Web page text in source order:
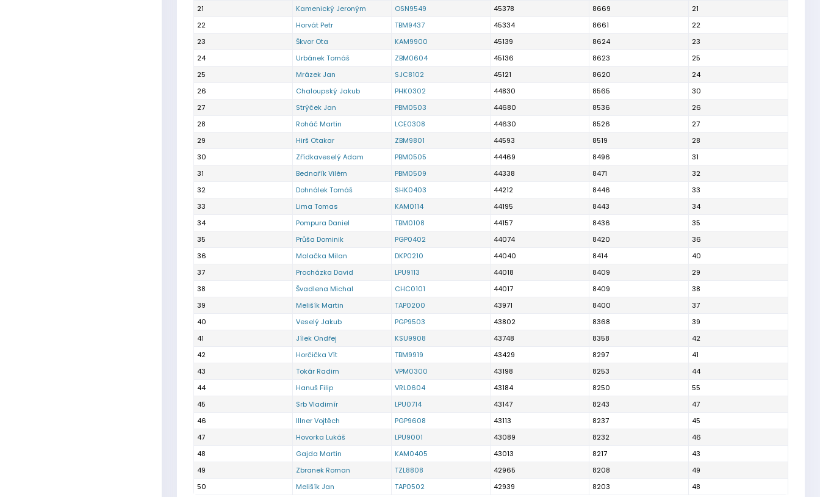
21
Kamenický Jeroným OSN9549 45378 8669
21
22
Horvát Petr TBM9437 45334 8661
22
23
Škvor Ota KAM9900 45139 8624
23
24
Urbánek Tomáš ZBM0604 45136 8623
25
25
Mrázek Jan SJC8102 45121 8620
24
26
Chaloupský Jakub PHK0302 44830 8565
30
27
Strýček Jan PBM0503 44680 8536
26
28
Roháč Martin LCE0308 44630 8526
27
29
Hirš Otakar ZBM9801 44593 8519
28
30
Zřídkaveselý Adam PBM0505 44469 8496
31
31
Bednařík Vilém PBM0509 44338 8471
32
32
Dohnálek Tomáš SHK0403 44212 8446
33
33
Lima Tomas KAM0114 44195 8443
34
34
Pompura Daniel TBM0108 44157 8436
35
35
Průša Dominik PGP0402 44074 8420
36
36
Malačka Milan DKP0210 44040 8414
40
37
Procházka David LPU9113 44018 8409
29
38
Švadlena Michal CHC0101 44017 8409
38
39
Melišík Martin TAP0200 43971 8400
37
40
Veselý Jakub PGP9503 43802 8368
39
41
Jílek Ondřej KSU9908 43748 8358
42
42
Horčička Vít TBM9919 43429 8297
41
43
Tokár Radim VPM0300 43198 8253
44
44
Hanuš Filip VRL0604 43184 8250
55
45
Srb Vladimír LPU0714 43147 8243
47
46
Illner Vojtěch PGP9608 43113 8237
45
47
Hovorka Lukáš LPU9001 43089 8232
46
48
Gajda Martin KAM0405 43013 8217
43
49
Zbranek Roman TZL8808 42965 8208
49
50
Melišík Jan TAP0502 42939 8203 48